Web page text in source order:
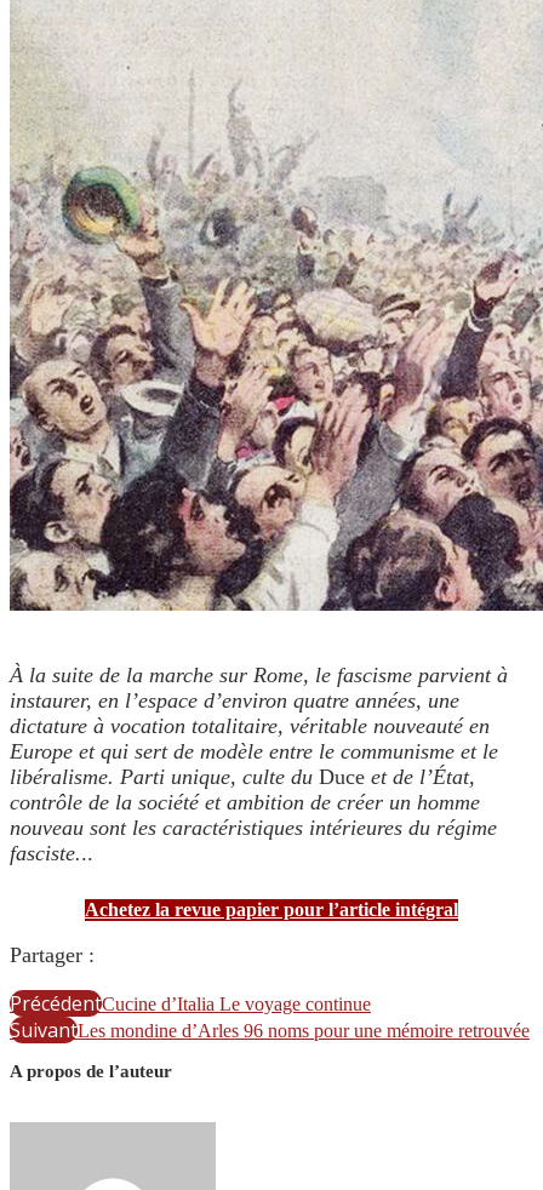
À la suite de la marche sur Rome, le fascisme parvient à
instaurer, en l’espace d’environ quatre années, une
dictature à vocation totalitaire, véritable nouveauté en
Europe et qui sert de modèle entre le communisme et le
libéralisme. Parti unique, culte du Duce et de l’État,
contrôle de la société et ambition de créer un homme
nouveau sont les caractéristiques intérieures du régime
fasciste...
Achetez la revue papier pour l’article intégral
Partager :
PrécédentCucine d’Italia Le voyage continue
SuivantLes mondine d’Arles 96 noms pour une mémoire retrouvée
A propos de l’auteur